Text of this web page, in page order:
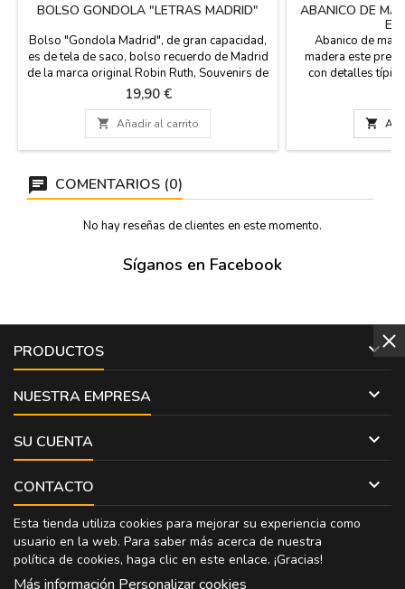
BOLSO GONDOLA "LETRAS MADRID"
Bolso "Gondola Madrid", de gran capacidad,
es de tela de saco, bolso recuerdo de Madrid
de la marca original Robin Ruth, Souvenirs de
Madrid. Medidas : 47 CM ANCHO X 31 CM
ALTO Y ASA 25 CM
Precio
19,90 €
 Añadir al carrito
ABANICO DE
Abanico de
madera este
con detalles
práctico para no
cartón de

COMENTARIOS (0)
No hay reseñas de clientes en este momento.
Síganos en Facebook
PRODUCTOS 
NUESTRA EMPRESA 
SU CUENTA 
CONTACTO 
Esta tienda utiliza cookies para mejorar su experiencia como
usuario en la web. Para saber más acerca de nuestra
política de cookies, haga clic en este enlace. ¡Gracias!
Más información Personalizar cookies